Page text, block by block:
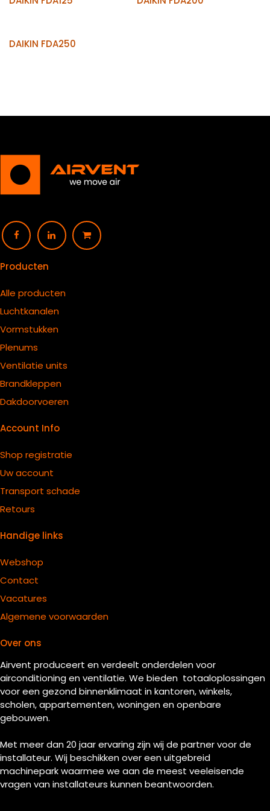
DAIKIN FDA250
Producten
Alle producten
Luchtkanalen
Vormstukken
Plenums
Ventilatie units
Brandkleppen
Dakdoorvoeren
Account Info
Shop registratie
Uw account
Transport schade
Retours
Handige links
Webshop
Contact
Vacatures
Algemene voorwaarden
Over ons
Airvent produceert en verdeelt onderdelen voor
airconditioning en ventilatie. We bieden totaaloplossingen
voor een gezond binnenklimaat in kantoren, winkels,
scholen, appartementen, woningen en openbare
gebouwen.
Met meer dan 20 jaar ervaring zijn wij de partner voor de
installateur. Wij beschikken over een uitgebreid
machinepark waarmee we aan de meest veeleisende
vragen van installateurs kunnen beantwoorden.